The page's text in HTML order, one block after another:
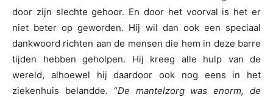
door zijn slechte gehoor. En door het voorval is het er
niet beter op geworden. Hij wil dan ook een speciaal
dankwoord richten aan de mensen die hem in deze barre
tijden hebben geholpen. Hij kreeg alle hulp van de
wereld, alhoewel hij daardoor ook nog eens in het
ziekenhuis belandde. “De mantelzorg was enorm, de